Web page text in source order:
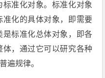
准化对象。标准化对象
化的具体对象，即需要
标准化总体对象，即各
，通过它可以研究各种
遍规律。